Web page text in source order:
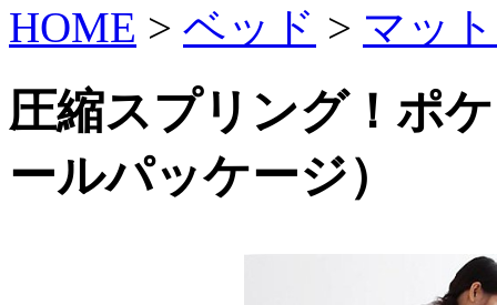
HOME > ベッド > マッ
圧縮スプリング！ポ
ールパッケージ）